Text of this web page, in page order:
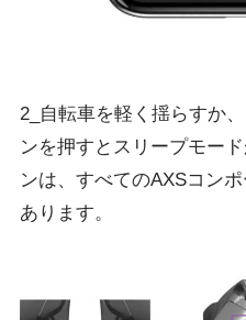
2_自転車を軽く揺らすか
ンを押すとスリープモー
ンは、すべてのAXSコン
あります。